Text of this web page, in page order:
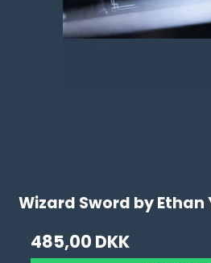
Wizard Sword by Ethan
485,00 DKK